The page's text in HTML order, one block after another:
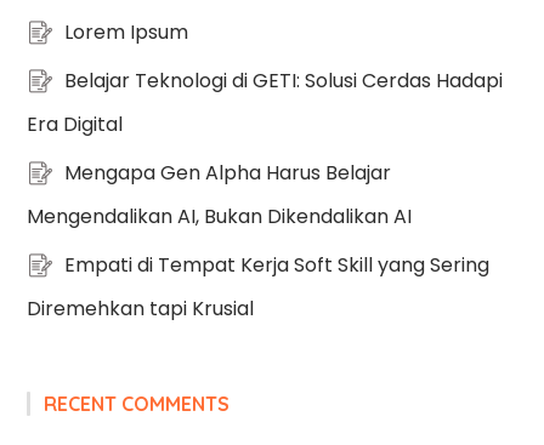
Lorem Ipsum
Belajar Teknologi di GETI: Solusi Cerdas Hadapi
Era Digital
Mengapa Gen Alpha Harus Belajar
Mengendalikan AI, Bukan Dikendalikan AI
Empati di Tempat Kerja Soft Skill yang Sering
Diremehkan tapi Krusial
RECENT COMMENTS